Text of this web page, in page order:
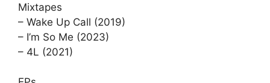
Mixtapes
– Wake Up Call (2019)
– I’m So Me (2023)
– 4L (2021)